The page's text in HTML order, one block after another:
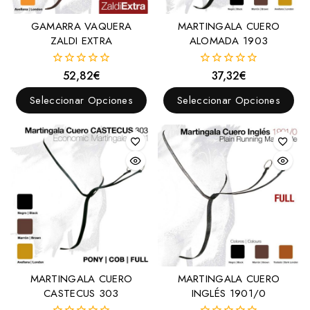
GAMARRA VAQUERA
ZALDI EXTRA
fuera
de
5
52,82€
Seleccionar Opciones
MARTINGALA CUERO
ALOMADA 1903
fuera
de
5
37,32€
Seleccionar Opciones
MARTINGALA CUERO
CASTECUS 303
MARTINGALA CUERO
INGLÉS 1901/0
Collares
Conjuntos
Cubrecolas
Enganches y Accesorios
Accesorios
Borlajes
Enganches
Enganche
Estribos y Accesorios
Correas
Estribos
Tacos
Fundas, Bolsas y Asientos para sillas